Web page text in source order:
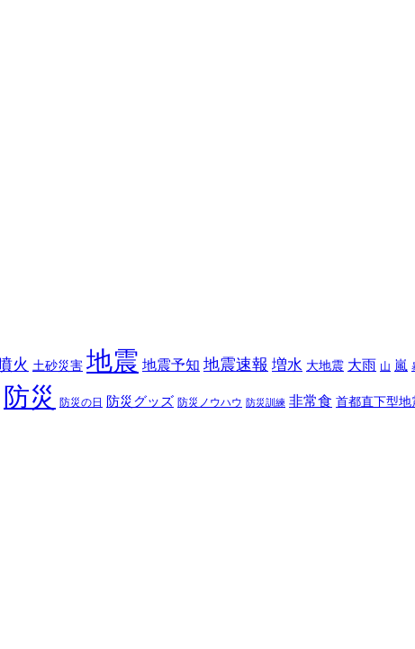
火 土砂災害 地震 地震予知 地震速報 増水 大地震 大雨 山 嵐
防災 防災の日 防災グッズ 防災ノウハウ 防災訓練 非常食 首都直下型地